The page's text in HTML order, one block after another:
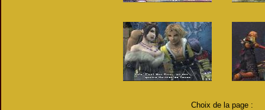
Choix de la page :